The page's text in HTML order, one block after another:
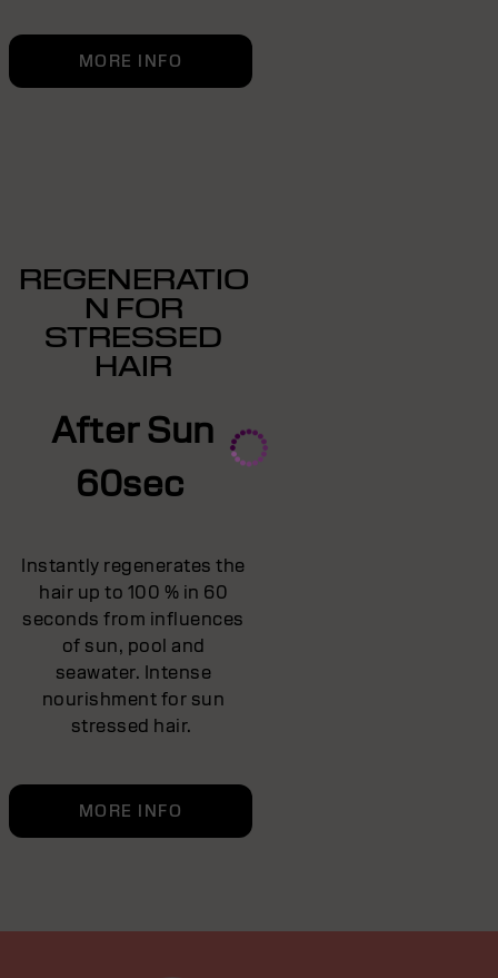
MORE INFO
REGENERATIO
N FOR
STRESSED
HAIR
After Sun
60sec
Instantly regenerates the
hair up to 100 % in 60
seconds from influences
of sun, pool and
seawater. Intense
nourishment for sun
stressed hair.
MORE INFO